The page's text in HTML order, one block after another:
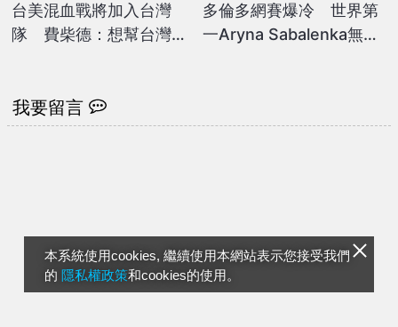
本系統使用cookies, 繼續使用本網站表示您接受我們
的 隱私權政策和cookies的使用。
台美混血戰將加入台灣
隊 費柴德：想幫台灣拿
多倫多網賽爆冷 世界第
一Aryna Sabalenka無緣
我要留言